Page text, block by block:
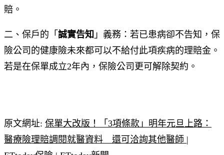
賠。
二、保戶的「 誠實告知 」義務：若已患病卻不告知，保
險公司的健康險未來都可以不給付此項疾病的理賠金。
若是在保單成立2年內，保險公司更可解除契約。
原文網址: 保單大改版！「3項條款」明年元旦上路：
醫療險理賠調閱就醫資料 還可洽詢其他醫師 |